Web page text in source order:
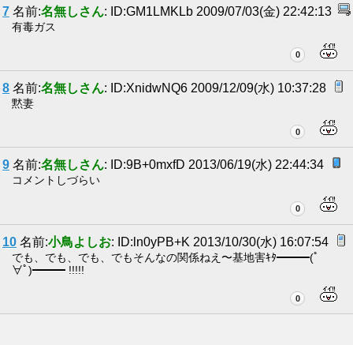
7 名前:名無しさん: ID:GM1LMKLb 2009/07/03(金) 22:42:13
有毒ガス
0
8 名前:名無しさん: ID:XnidwNQ6 2009/12/09(水) 10:37:28
黙妻
0
9 名前:名無しさん: ID:9B+0mxfD 2013/06/19(水) 22:44:34
コメントしづらい
0
10 名前:小鳥よしお: ID:ln0yPB+K 2013/10/30(水) 16:07:54
でも、でも、でも、でもそんなの関係ねえ〜基地害ｷﾀ━━━(ﾟ
∀ﾟ)━━━ !!!!!
0